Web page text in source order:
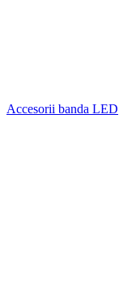
Accesorii banda LED